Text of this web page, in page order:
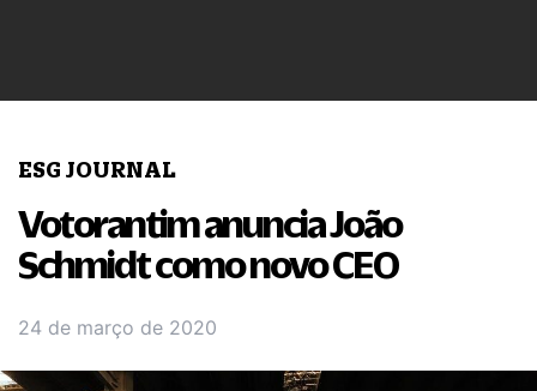
ESG JOURNAL
Votorantim anuncia João
Schmidt como novo CEO
24 de março de 2020